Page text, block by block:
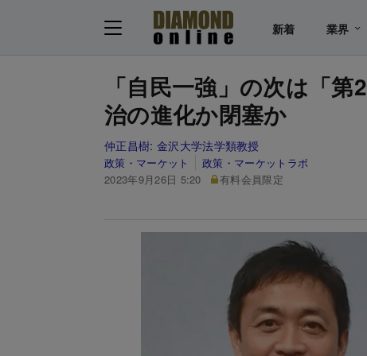
新着 業界
「自民一強」の次は「
治の進化か閉塞か
仲正昌樹: 金沢大学法学類教授
政策・マーケット
政策・マーケットラボ
2023年9月26日 5:20
有料会員限定